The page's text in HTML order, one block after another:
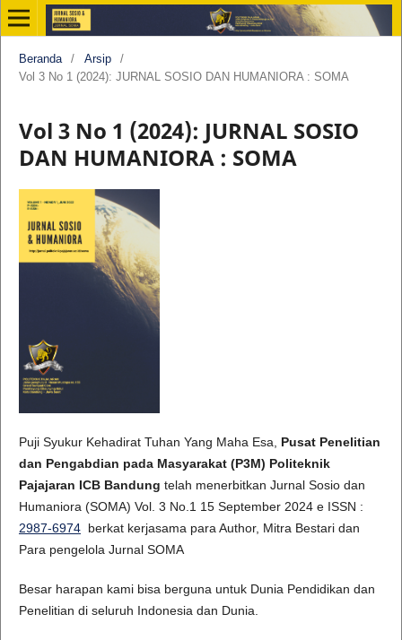
Beranda / Arsip
/
Vol 3 No 1 (2024): JURNAL SOSIO DAN HUMANIORA : SOMA
Vol 3 No 1 (2024): JURNAL SOSIO
DAN HUMANIORA : SOMA
Puji Syukur Kehadirat Tuhan Yang Maha Esa, Pusat Penelitian
dan Pengabdian pada Masyarakat (P3M) Politeknik
Pajajaran ICB Bandung telah menerbitkan Jurnal Sosio dan
Humaniora (SOMA) Vol. 3 No.1 15 September 2024 e ISSN :
2987-6974berkat kerjasama para Author, Mitra Bestari dan
Para pengelola Jurnal SOMA
Besar harapan kami bisa berguna untuk Dunia Pendidikan dan
Penelitian di seluruh Indonesia dan Dunia.